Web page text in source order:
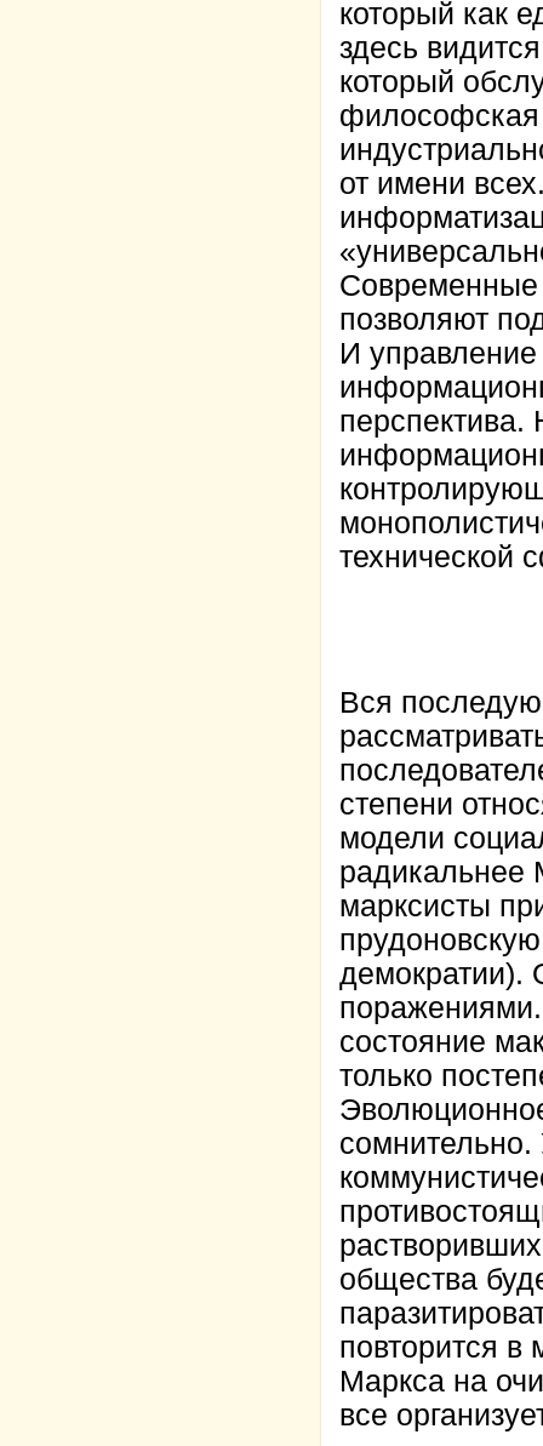
который как
здесь
который
философская
от имени
Современные
позволяют
И управление
перспектива.
технической
Вся
степени
модели
радикальнее
марксисты
демократии).
состояние
только
общества
повторится
Маркса на
все